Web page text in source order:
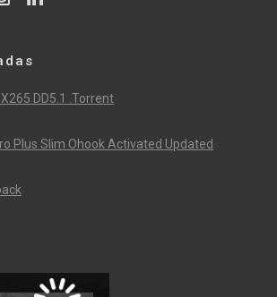
DD5.1 .torrent
Plus Slim Ohook Activated Updated